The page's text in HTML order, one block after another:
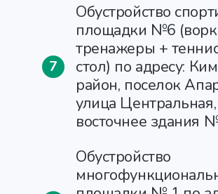
7
Обустройство
площадки №6
тренажеры +
стол) по адресу:
район, поселок
улица Центральная,
восточнее здания
Обустройство